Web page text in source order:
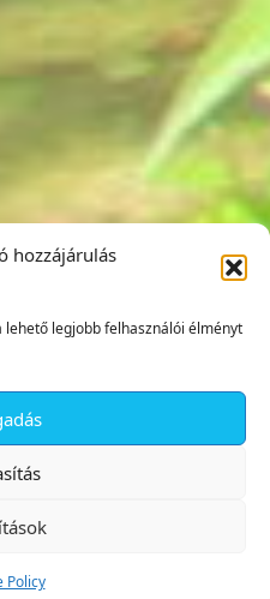
hozzájárulás
lehető legjobb felhasználói élményt
Policy
✕